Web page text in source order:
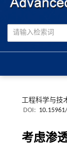
工程科学与技
DOI:
考虑渗